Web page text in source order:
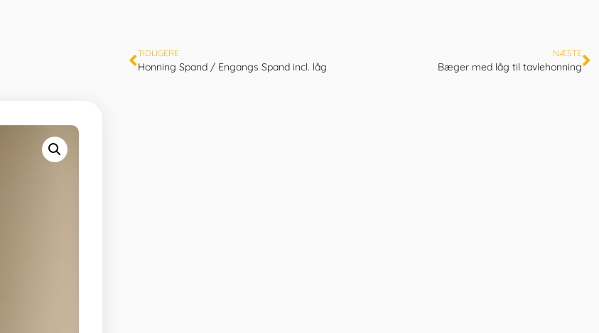
TIDLIGERE
Honning Spand / Engangs Spand incl. låg
NÆSTE
Bæger med låg til tavlehonning